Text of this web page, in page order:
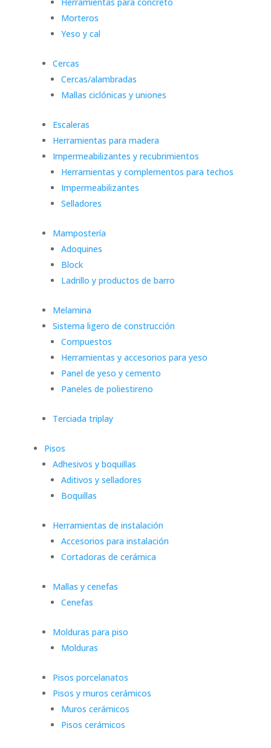
Morteros
Yeso y cal
Cercas
Cercas/alambradas
Mallas ciclónicas y uniones
Escaleras
Herramientas para madera
Impermeabilizantes y recubrimientos
Herramientas y complementos para techos
Impermeabilizantes
Selladores
Mampostería
Adoquines
Block
Ladrillo y productos de barro
Melamina
Sistema ligero de construcción
Compuestos
Herramientas y accesorios para yeso
Panel de yeso y cemento
Paneles de poliestireno
Terciada triplay
Pisos
Adhesivos y boquillas
Aditivos y selladores
Boquillas
Herramientas de instalación
Accesorios para instalación
Cortadoras de cerámica
Mallas y cenefas
Cenefas
Molduras para piso
Molduras
Pisos porcelanatos
Pisos y muros cerámicos
Muros cerámicos
Pisos cerámicos